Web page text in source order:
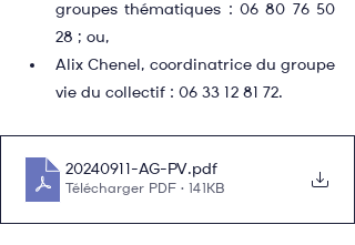
groupes thématiques : 06 80 76 50
28 ; ou,
Alix Chenel, coordinatrice du groupe
vie du collectif : 06 33 12 81 72.
20240911-AG-PV.pdf
Télécharger PDF • 141KB